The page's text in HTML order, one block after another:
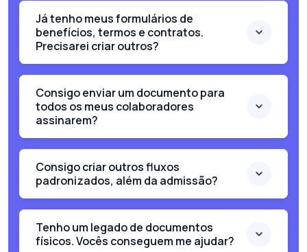
Já tenho meus formulários de
benefícios, termos e contratos.
Precisarei criar outros?
Consigo enviar um documento para
todos os meus colaboradores
assinarem?
Consigo criar outros fluxos
padronizados, além da admissão?
Tenho um legado de documentos
físicos. Vocês conseguem me ajudar?